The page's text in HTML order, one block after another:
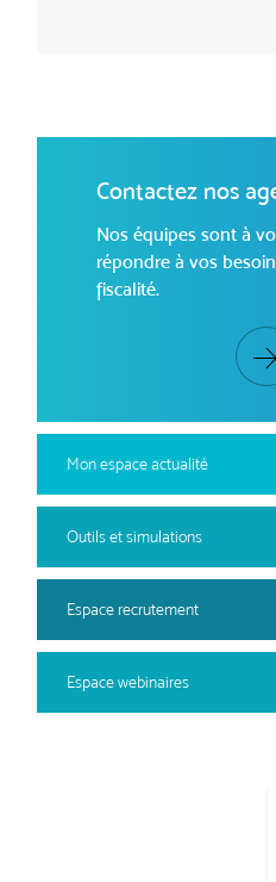
Contactez nos
Nos équipes sont à
répondre à vos
fiscalité.
Mon espace actualité
Outils et simulations
Espace recrutement
Espace webinaires